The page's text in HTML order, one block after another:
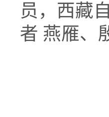
员，西藏
者 燕雁、